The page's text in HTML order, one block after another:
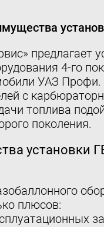
предлагает
4-го
УАЗ Профи.
с
топлива
поколения.
установки
плюсов: